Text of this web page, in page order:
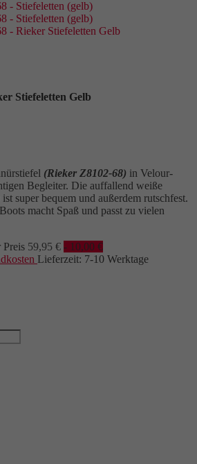
Stiefeletten Gelb
(Rieker Z8102-68) in Velour-
Begleiter. Die auffallend weiße
super bequem und außerdem rutschfest.
macht Spaß und passt zu vielen
Preis 59,95 € - 10,00 €
Lieferzeit: 7-10 Werktage